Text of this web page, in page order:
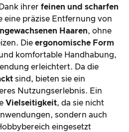
ihrer feinen und scharfen
eine präzise Entfernung von
Haaren, ohne
Die ergonomische Form
komfortable Handhabung,
erleichtert. Da die
sind, bieten sie ein
Nutzungserlebnis. Ein
Vielseitigkeit, da sie nicht
sondern auch
eingesetzt